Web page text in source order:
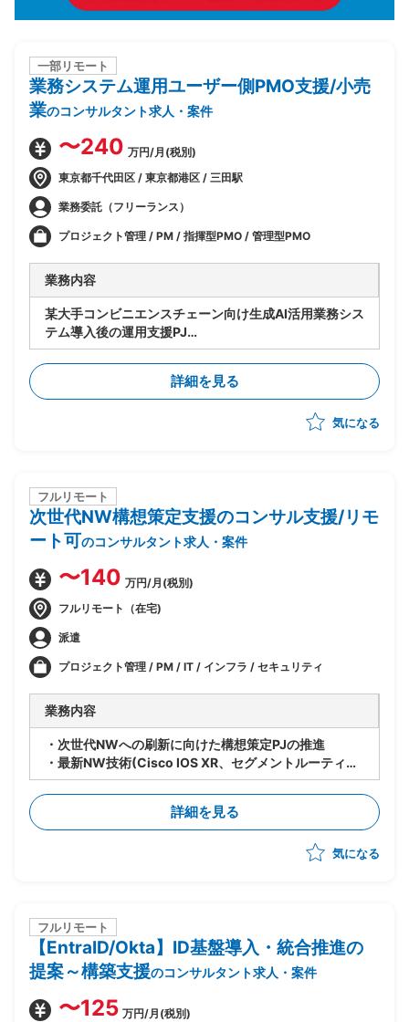
一部リモート
業務システム運用ユーザー側PMO支援/小売
業のコンサルタント求人・案件
〜240 万円/月(税別)
東京都千代田区 / 東京都港区 / 三田駅
業務委託（フリーランス）
プロジェクト管理 / PM / 指揮型PMO / 管理型PMO
業務内容
某大手コンビニエンスチェーン向け生成AI活用業務シス
テム導入後の運用支援PJ
・ユーザー側PMOとして、システム運用全体の推進・
管理を担う
・運用スペシャリストとして、運用プロセスの設計・標
準化・改善提案を主導
・システム運用の定着化支援（利用部門への展開・教育
・運用課題の収集・分析・構造化、ならびにベンダーへ
のエスカレーション対応
・運用KPIの設定・モニタリング、定期レポーティング
の仕組み構築
・インシデント管理プロセスの整備および再発防止策の
策定支援
詳細を見る
気になる
フルリモート
次世代NW構想策定支援のコンサル支援/リモ
ート可のコンサルタント求人・案件
〜140 万円/月(税別)
フルリモート（在宅)
派遣
プロジェクト管理 / PM / IT / インフラ / セキュリティ
業務内容
・次世代NWへの刷新に向けた構想策定PJの推進
・最新NW技術(Cisco IOS XR、セグメントルーティン
グ等)の調査および適用検討
・現行NWの課題整理および将来アーキテクチャの設計
・顧客とのディスカッションを通じた方向性整理および
詳細を見る
気になる
フルリモート
【EntraID/Okta】ID基盤導入・統合推進の
提案～構築支援のコンサルタント求人・案件
〜125 万円/月(税別)